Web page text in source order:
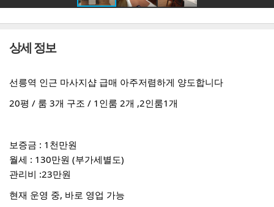
상세 정보
선릉역 인근 마사지샵 급매 아주저렴하게 양도합니다
20평 / 룸 3개 구조 / 1인룸 2개 ,2인룸1개
보증금 : 1천만원
월세 : 130만원 (부가세별도)
관리비 :23만원
현재 운영 중, 바로 영업 가능